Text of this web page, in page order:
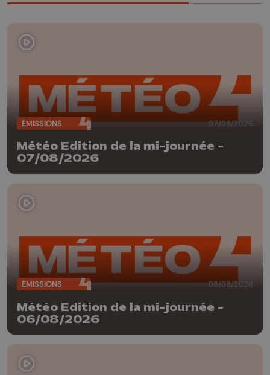
ÉMISSIONS 07/08/2026
Météo Edition de la mi-journée -
07/08/2026
ÉMISSIONS 06/08/2026
Météo Edition de la mi-journée -
06/08/2026